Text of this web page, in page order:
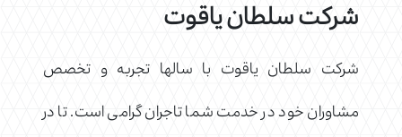
شرکت سلطان یاقوت
شرکت سلطان یاقوت با سالها تجربه و تخصص
مشاوران خود در خدمت شما تاجران گرامی است. تا در